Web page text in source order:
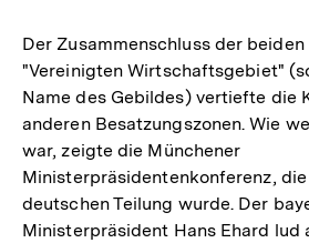
Der Zusammenschluss der beiden
"Vereinigten Wirtschaftsgebiet"
Name des Gebildes) vertiefte die
anderen Besatzungszonen. Wie
war, zeigte die Münchener
Ministerpräsidentenkonferenz,
deutschen Teilung wurde. Der
Ministerpräsident Hans Ehard lud